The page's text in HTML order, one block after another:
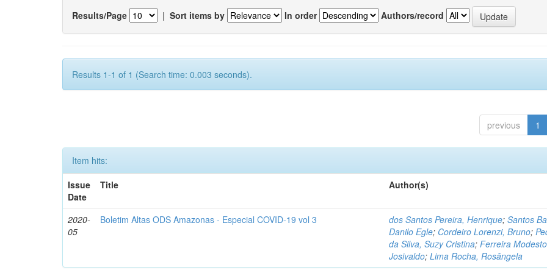
Results/Page | Sort items by In order Authors/record
Results 1-1 of 1 (Search time: 0.003 seconds).
previous 1
Item hits:
Issue
Date
Title Author(s)
2020-
05
Boletim Altas ODS Amazonas - Especial COVID-19 vol 3 dos Santos Pereira, Henrique;Santos
Danilo Egle; Cordeiro Lorenzi, Bruno;
da Silva, Suzy Cristina;Ferreira
Josivaldo;Lima Rocha, Rosângela